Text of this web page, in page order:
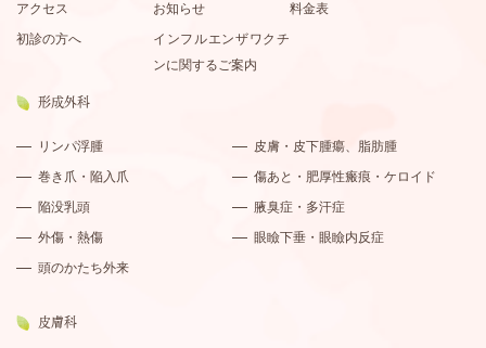
アクセス
お知らせ
料金表
初診の方へ
インフルエンザワクチ
ンに関するご案内
形成外科
リンパ浮腫
皮膚・皮下腫瘍、脂肪腫
巻き爪・陥入爪
傷あと・肥厚性瘢痕・ケロイド
陥没乳頭
腋臭症・多汗症
外傷・熱傷
眼瞼下垂・眼瞼内反症
頭のかたち外来
皮膚科